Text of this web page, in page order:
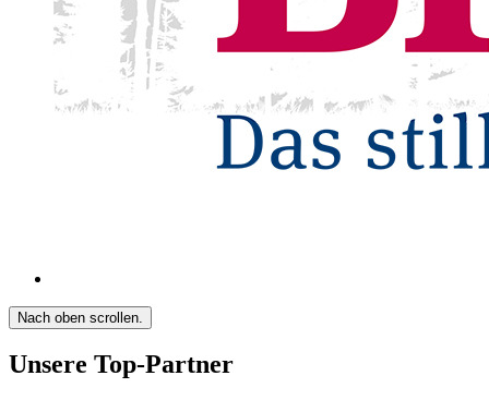
Nach oben scrollen.
Unsere Top-Partner